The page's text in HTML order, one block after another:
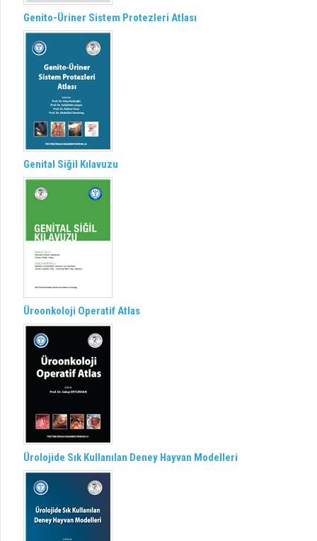
Genito-Üriner Sistem Protezleri Atlası
Genital Siğil Kılavuzu
Üroonkoloji Operatif Atlas
Ürolojide Sık Kullanılan Deney Hayvan Modelleri